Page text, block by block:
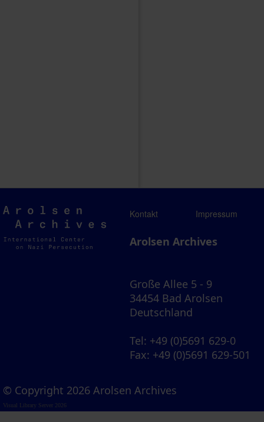
Arolsen
Archives
Kontakt Impressum
Arolsen Archives
Große Allee 5 - 9
34454 Bad Arolsen
Deutschland
Tel: +49 (0)5691 629-0
Fax: +49 (0)5691 629-501
© Copyright 2026 Arolsen Archives
Visual Library Server 2026